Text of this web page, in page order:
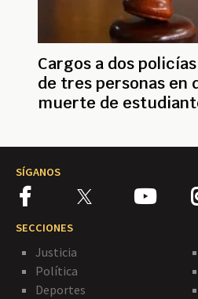
Cargos a dos
de tres personas en
muerte de
SÍGANOS
SECCIONES
Justicia
Política
Deportes